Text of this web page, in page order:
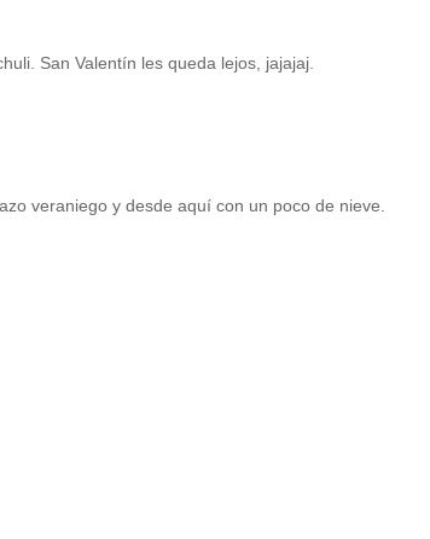
San Valentín les queda lejos, jajajaj.
veraniego y desde aquí con un poco de nieve.